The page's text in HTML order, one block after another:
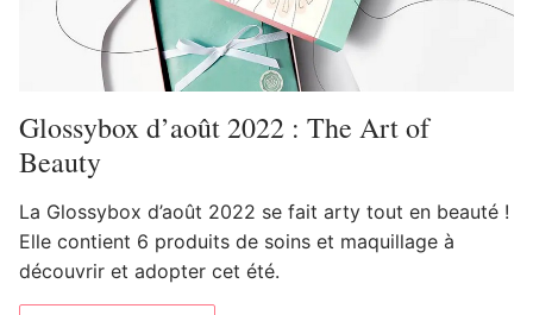
Glossybox d’août 2022 : The Art of
Beauty
La Glossybox d’août 2022 se fait arty tout en beauté !
Elle contient 6 produits de soins et maquillage à
découvrir et adopter cet été.